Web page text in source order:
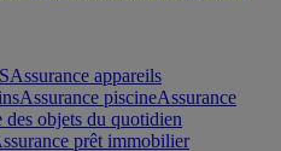
Assurance appareils
Assurance piscineAssurance
des objets du quotidien